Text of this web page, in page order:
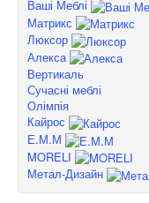
Ваші Меблі
Матрикс
Люксор
Алекса
Вертикаль
Сучасні меблі
Олімпія
Кайрос
Е.М.М
MORELI
Метал-Дизайн